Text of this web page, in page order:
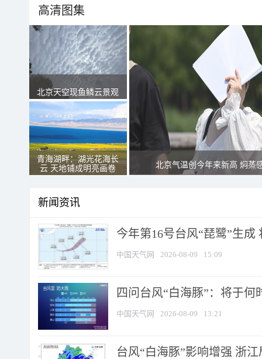
高清图集
北京天空现鱼鳞云景观
青海湖畔：湖光花海长
云 天地铺成明亮画卷
北京气温创今年来新高 焖蒸
新闻资讯
今年第16号台风“琵鹭”生
中国天气网 2026-08-09 15:09
四问台风“白海豚”：将于
中国天气网 2026-08-09 13:21
台风“白海豚”影响增强 浙